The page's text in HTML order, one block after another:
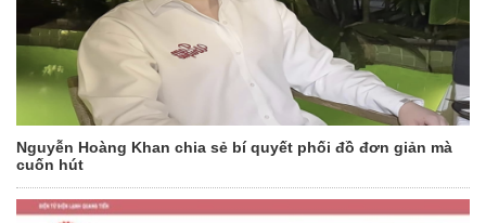
Nguyễn Hoàng Khan chia sẻ bí quyết phối đồ đơn giản mà
cuốn hút